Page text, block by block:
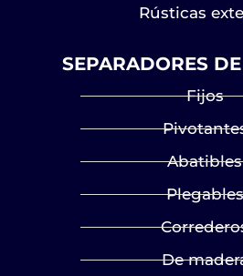
Rústicas
SEPARADORES
Fijos
Abatibles
Plegables
De